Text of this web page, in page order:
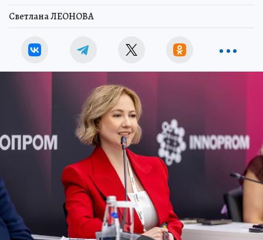
Светлана ЛЕОНОВА